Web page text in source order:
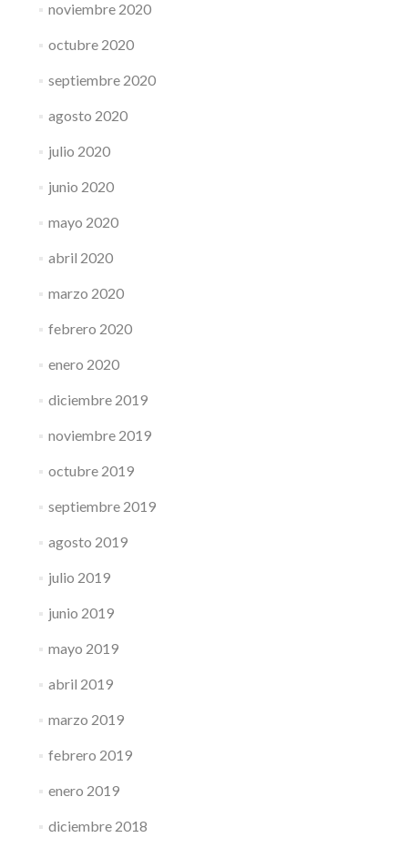
noviembre 2020
octubre 2020
septiembre 2020
agosto 2020
julio 2020
junio 2020
mayo 2020
abril 2020
marzo 2020
febrero 2020
enero 2020
diciembre 2019
noviembre 2019
octubre 2019
septiembre 2019
agosto 2019
julio 2019
junio 2019
mayo 2019
abril 2019
marzo 2019
febrero 2019
enero 2019
diciembre 2018